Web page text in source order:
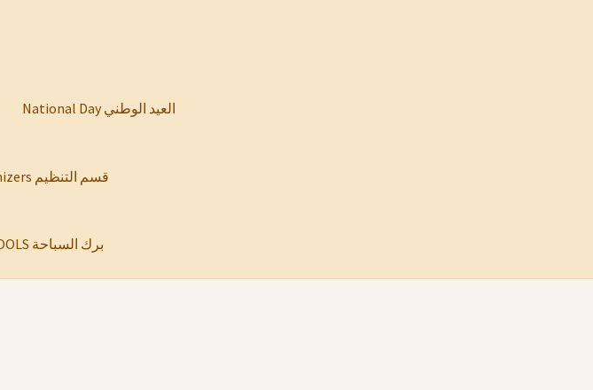
National Day العيد الوطني
Organizers قسم التنظيم
SWIMMING POOLS برك السباحة